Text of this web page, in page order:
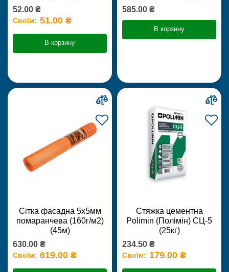
52.00 ₴
Своїм: 51.00 ₴
В корзину
585.00 ₴
В корзину
Сітка фасадна 5х5мм
помаранчева (160г/м2)
(45м)
630.00 ₴
Своїм: 619.00 ₴
Стяжка цементна
Polimin (Полімін) СЦ-5
(25кг)
234.50 ₴
Своїм: 179.00 ₴